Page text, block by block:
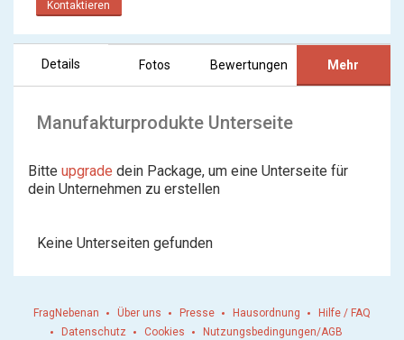
Kontaktieren
Details Fotos Bewertungen Mehr
Manufakturprodukte Unterseite
Bitte upgrade dein Package, um eine Unterseite für
dein Unternehmen zu erstellen
Keine Unterseiten gefunden
FragNebenan Über uns Presse Hausordnung
Hilfe / FAQ
Datenschutz
Cookies
Nutzungsbedingungen/AGB